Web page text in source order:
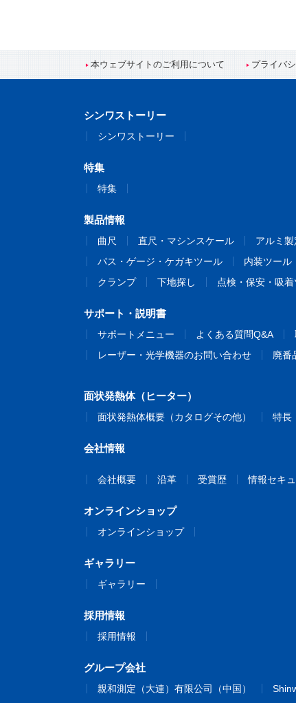
本ウェブサイトのご利用について プライバ
シンワストーリー
シンワストーリー
特集
特集
製品情報
曲尺 直尺・マシンスケール アルミ製
パス・ゲージ・ケガキツール
内装ツール
クランプ
下地探し 点検・保安・吸
サポート・説明書
サポートメニュー よくある質問Q&A
レーザー・光学機器のお問い合わせ
廃番
面状発熱体（ヒーター）
面状発熱体概要（カタログその他） 特長
会社情報
会社概要 沿革 受賞歴 情報セキ
オンラインショップ
オンラインショップ
ギャラリー
ギャラリー
採用情報
採用情報
グループ会社
親和測定（大連）有限公司（中国）